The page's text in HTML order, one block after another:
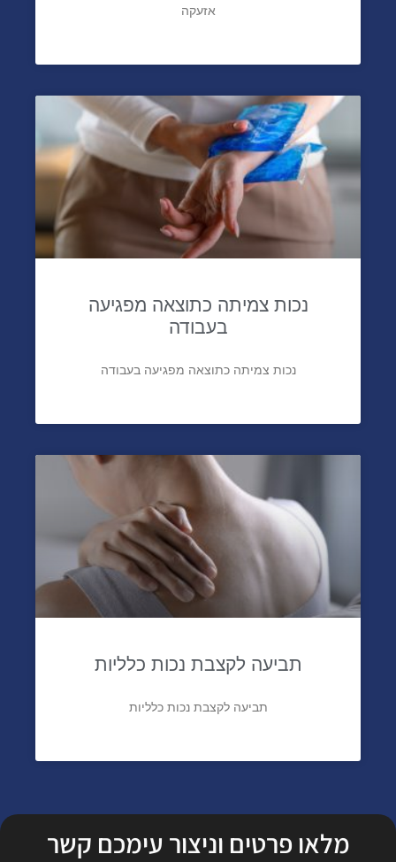
אזעקה
נכות צמיתה כתוצאה מפגיעה
בעבודה
נכות צמיתה כתוצאה מפגיעה בעבודה
תביעה לקצבת נכות כלליות
תביעה לקצבת נכות כלליות
מלאו פרטים וניצור עימכם קשר